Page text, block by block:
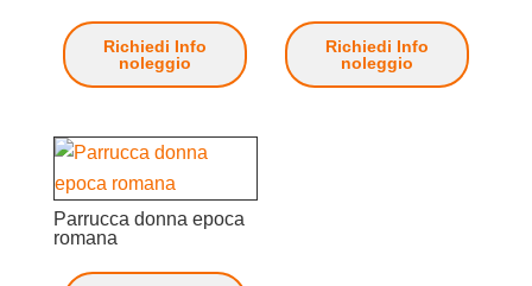
Richiedi Info
noleggio
Richiedi Info
noleggio
Parrucca donna epoca
romana